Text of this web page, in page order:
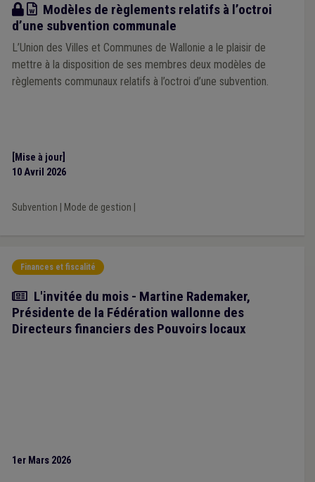
Modèle
Modèles de règlements relatifs à l’octroi
d’une subvention communale
L’Union des Villes et Communes de Wallonie a le plaisir de
mettre à la disposition de ses membres deux modèles de
règlements communaux relatifs à l’octroi d’une subvention.
[Mise à jour]
10 Avril 2026
Subvention Mode de gestion
Finances et fiscalité
Article
L'invitée du mois - Martine Rademaker,
Présidente de la Fédération wallonne des
Directeurs financiers des Pouvoirs locaux
1er Mars 2026